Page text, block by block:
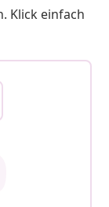
Klick einfach